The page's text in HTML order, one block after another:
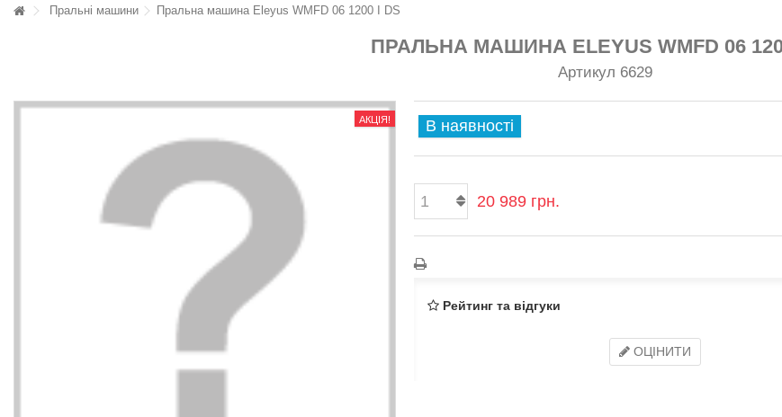
Пральні машини Пральна машина Eleyus WMFD 06 1200 I DS
ПРАЛЬНА МАШИНА ELEYUS WMFD 06
Артикул 6629
АКЦІЯ! В наявності
20 989 грн.
Рейтинг та відгуки
ОЦІНИТИ